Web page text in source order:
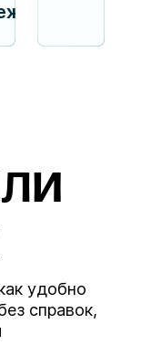
удобно
справок,